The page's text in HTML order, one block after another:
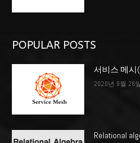
POPULAR POSTS
서비스 메시
2020년 9월 26
Relational